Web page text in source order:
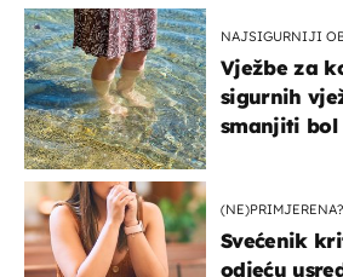
NAJSIGURNIJI
Vježbe za
sigurnih
smanjiti
(NE)PRIMJERENA?
Svećenik
odjeću